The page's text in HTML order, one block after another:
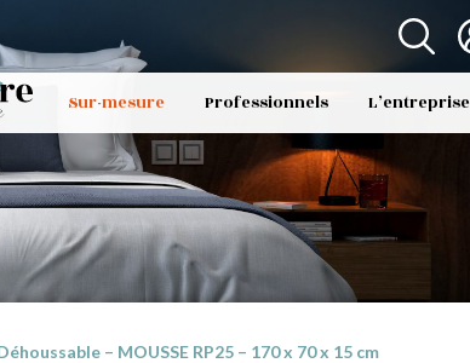
Sur-mesure Professionnels L’entreprise
– MOUSSE RP25 – 170 x 70 x 15 cm